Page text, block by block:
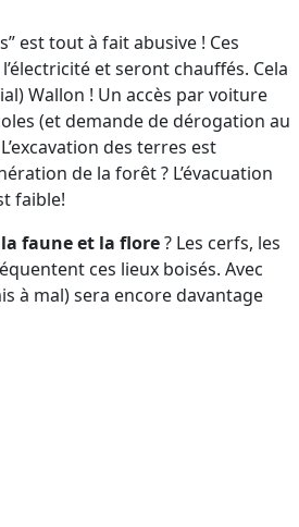
est tout à fait abusive ! Ces
et seront chauffés. Cela
Wallon ! Un accès par voiture
(et demande de dérogation au
des terres est
de la forêt ? L’évacuation
faible!
faune et la flore? Les cerfs, les
ces lieux boisés. Avec
à mal) sera encore davantage